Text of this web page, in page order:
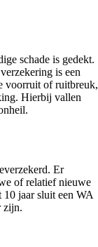
schade is gedekt.
is een
voorruit of ruitbreuk,
Hierbij vallen
Er
of relatief nieuwe
10 jaar sluit een WA
zijn.